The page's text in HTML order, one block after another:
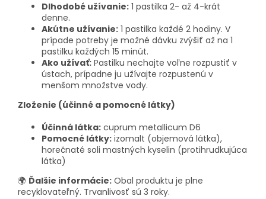
Dlhodobé užívanie: 1 pastilka 2- až 4-krát
denne.
Akútne užívanie: 1 pastilka každé 2 hodiny. V
prípade potreby je možné dávku zvýšiť až na 1
pastilku každých 15 minút.
Ako užívať: Pastilku nechajte voľne rozpustiť v
ústach, prípadne ju užívajte rozpustenú v
menšom množstve vody.
Zloženie (účinné a pomocné látky)
Účinná látka: cuprum metallicum D6
Pomocné látky: izomalt (objemová látka),
horečnaté soli mastných kyselin (protihrudkujúca
látka)
🌍 Ďalšie informácie: Obal produktu je plne
recyklovateľný. Trvanlivosť sú 3 roky.